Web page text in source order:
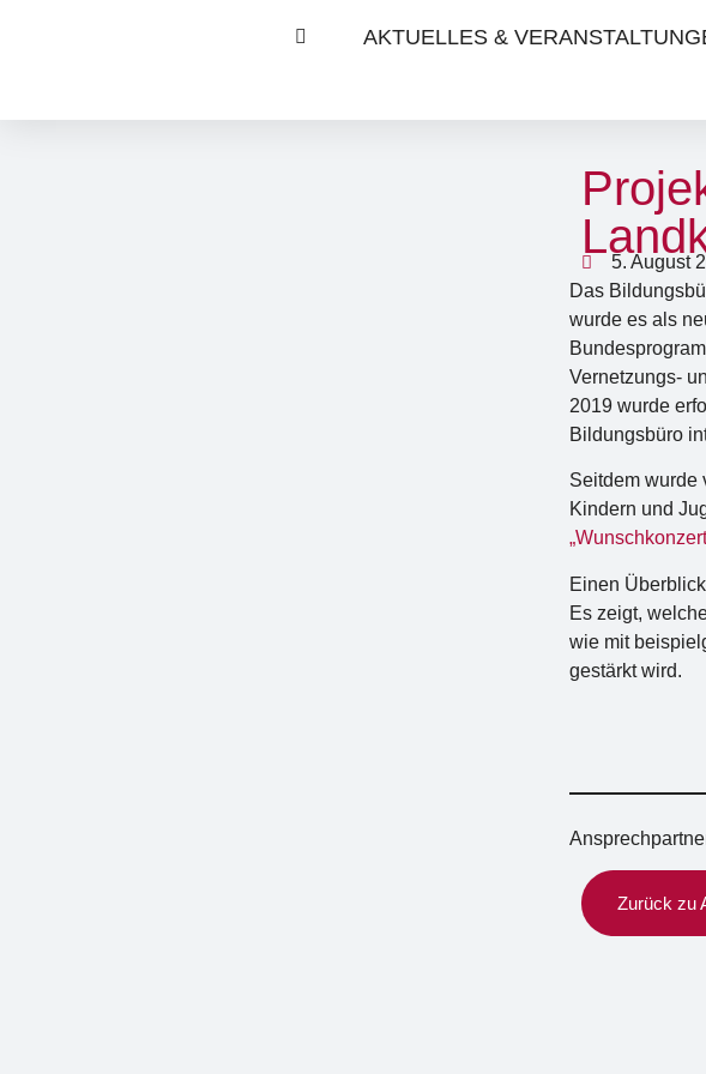
AKTUELLES &
5. August
Das
wurde es als
Vernetzungs-
2019 wurde
Bildungsbüro
Seitdem wurde
Kindern und
Einen
Es zeigt,
wie mit
gestärkt wird.
Zurück zu